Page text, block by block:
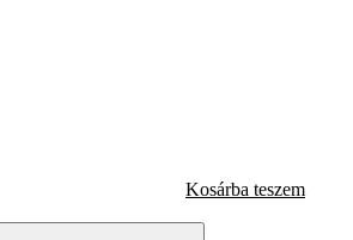
Kosárba teszem